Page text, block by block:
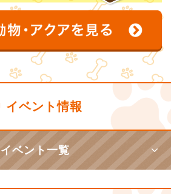
イベント情報
イベント一覧